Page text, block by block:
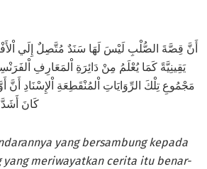
أَنَّ قِصَّةَ الصُّلْبِ لَيْسَ لَهَا سَنَدٌ مُتَّصِلٌ إِلَي
يَقِينِيَّةً كَمَا يُعْلَمُ مِنْ دَائِرَةِ اْلمَعَارِفِ
مَجْمُوعِ تِلْكَ الرِّوَايَاتِ اْلمُنْقَطِعَةِ اْلإِسْنَادِ
كَانَ أَشَدَّ
yang bersambung kepada
meriwayatkan cerita itu benar-